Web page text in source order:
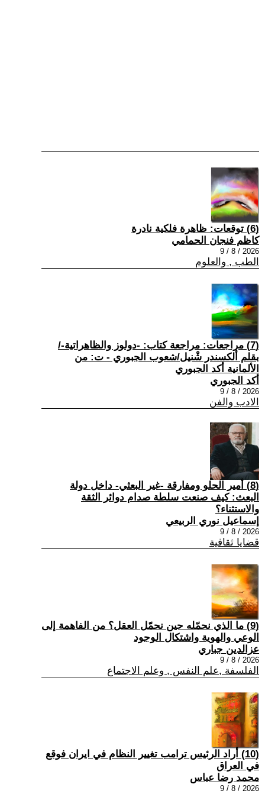
(6) توقعات: ظاهرة فلكية نادرة
كاظم فنجان الحمامي
2026 / 8 / 9
الطب , والعلوم
(7) مراجعات: مراجعة كتاب: -دولوز والظاهراتية-/
بقلم ألكسندر شْنيل/شعوب الجبوري - ت: من
الألمانية أكد الجبوري
أكد الجبوري
2026 / 8 / 9
الادب والفن
(8) أمير الحلو ومفارقة -غير البعثي- داخل دولة
البعث: كيف صنعت سلطة صدام دوائر الثقة
والاستثناء؟
إسماعيل نوري الربيعي
2026 / 8 / 9
قضايا ثقافية
(9) ما الذي نحمّله حين نحمّل العقل؟ من الفاهمة إلى
الوعي والهوية واشتكال الوجود
عزالدين جباري
2026 / 8 / 9
الفلسفة ,علم النفس , وعلم الاجتماع
(10) أراد الرئيس ترامب تغيير النظام في ايران فوقع
في العراق
محمد رضا عباس
2026 / 8 / 9